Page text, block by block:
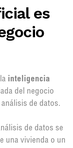
es
inteligencia
del negocio
de datos.
de datos se
una vivienda o un